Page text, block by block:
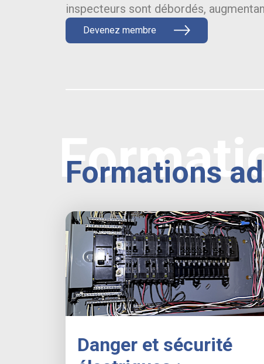
inspecteurs sont débordés,
Devenez membre
Formations
Danger et sécurité